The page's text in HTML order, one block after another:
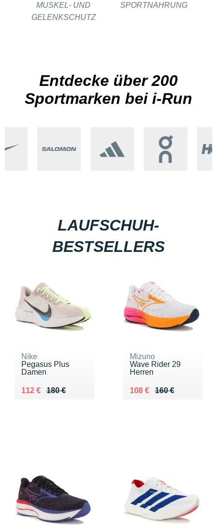
MUSKEL- UND
GELENKSCHUTZ
SPORTNAHRUNG
Entdecke über 200
Sportmarken bei i-Run
LAUFSCHUH-
BESTSELLERS
Nike
Pegasus Plus
Damen
180 €
Au lieu de 180 €
112 €
Vendu 112 €
Mizuno
Wave Rider 29
Herren
160 €
Au lieu de 160 €
108 €
Vendu 108 €